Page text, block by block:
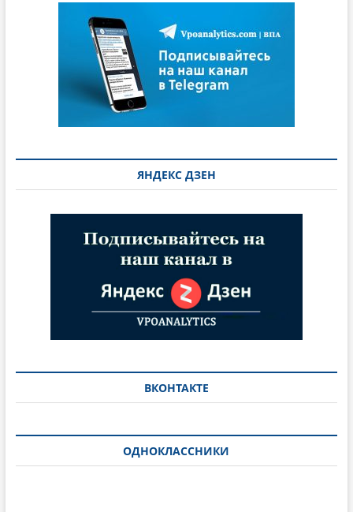
ЯНДЕКС ДЗЕН
ВКОНТАКТЕ
ОДНОКЛАССНИКИ